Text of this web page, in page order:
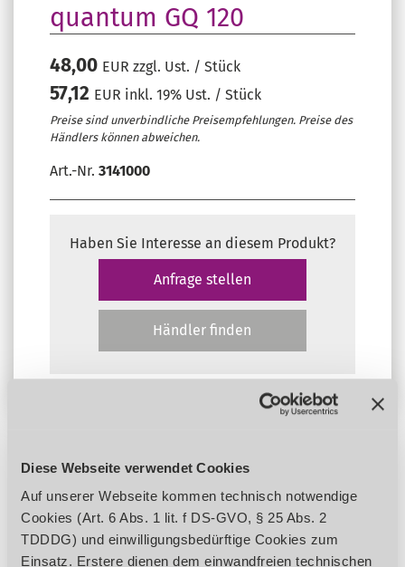
Diese Webseite verwendet Cookies
Auf unserer Webseite kommen technisch notwendige
Cookies (Art. 6 Abs. 1 lit. f DS-GVO, § 25 Abs. 2
TDDDG) und einwilligungsbedürftige Cookies zum
Einsatz. Erstere dienen dem einwandfreien technischen
quantum GQ 120
48,00 EUR zzgl. Ust. / Stück
57,12 EUR inkl. 19% Ust. / Stück
Preise sind unverbindliche Preisempfehlungen. Preise des
Händlers können abweichen.
Art.-Nr. 3141000
Haben Sie Interesse an diesem Produkt?
Anfrage stellen
Händler finden
Produktdetails
BESCHREIBUNG